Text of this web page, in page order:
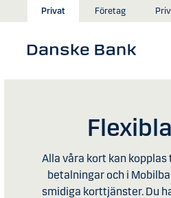
Gå till huvudinnehåll
Privat Företag
Alla våra kort kan
betalningar och i
smidiga korttjänster. Du